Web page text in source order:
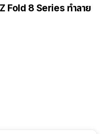
Fold 8 Series ทำลาย